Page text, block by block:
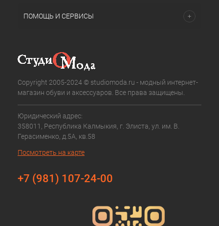
ПОМОЩЬ И СЕРВИСЫ
Copyright 2005-2024 © studiomoda.ru - модный интернет-
магазин обуви и аксессуаров. Все права защищены.
Юридический адрес:
358011, Республика Калмыкия, г. Элиста, ул. им. В.
Герасименко, д.5А, кв.58
Посмотреть на карте
+7 (981) 107-24-00